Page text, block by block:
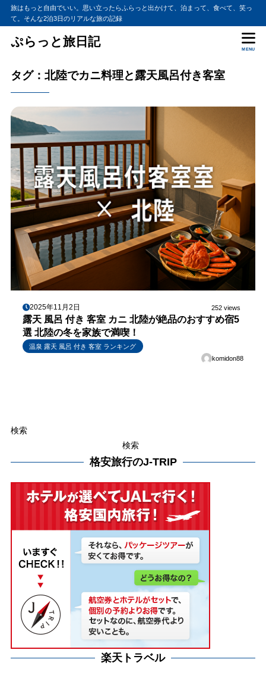
旅はもっと自由でいい。思い立ったらふらっと出かけて、泊まって、食べて、笑っ
て。そんな2泊3日のリアルな旅の記録
ぷらっと旅日記
MENU
タグ：北陸でカニ料理と露天風呂付き客室
2025年11月2日 252 views
露天 風呂 付き 客室 カニ 北陸が絶品のおすすめ宿5
選 北陸の冬を家族で満喫！
温泉 露天 風呂 付き 客室 ランキング
komidon88
検索
検索
格安旅行のJ-TRIP
楽天トラベル